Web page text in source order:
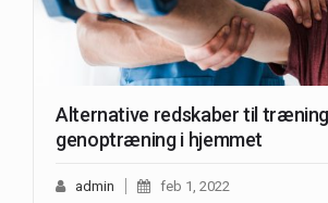
Alternative redskaber til
genoptræning i hjemmet
admin feb 1, 2022